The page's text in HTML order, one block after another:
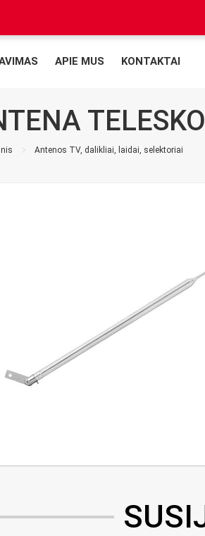
APIE MUS KONTAKTAI
Antenos TV, dalikliai, laidai, selektoriai